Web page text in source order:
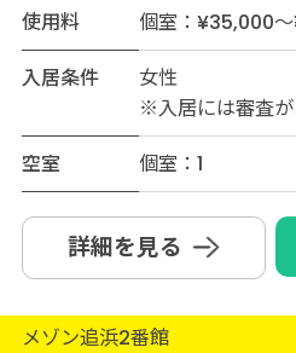
使用料
個室：¥35,000
入居条件
女性
※入居には審査が
空室
個室：1
詳細を見る
メゾン追浜2番館